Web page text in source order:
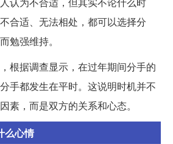
合适、无法相处，都可以选择分
勉强维持。
根据调查显示，在过年期间分手的
手都发生在平时。这说明时机并不
素，而是双方的关系和心态。
么心情